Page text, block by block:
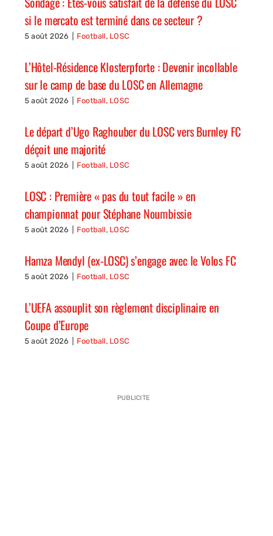
si le mercato est terminé dans ce secteur ?
5 août 2026 Football, LOSC
L’Hôtel-Résidence Klosterpforte : Devenir incollable
sur le camp de base du LOSC en Allemagne
5 août 2026 Football, LOSC
Le départ d’Ugo Raghouber du LOSC vers Burnley FC
déçoit une majorité
5 août 2026 Football, LOSC
LOSC : Première « pas du tout facile » en
championnat pour Stéphane Noumbissie
5 août 2026 Football, LOSC
Hamza Mendyl (ex-LOSC) s’engage avec le Volos FC
5 août 2026 Football, LOSC
L’UEFA assouplit son règlement disciplinaire en
Coupe d’Europe
5 août 2026 Football, LOSC
PUBLICITE